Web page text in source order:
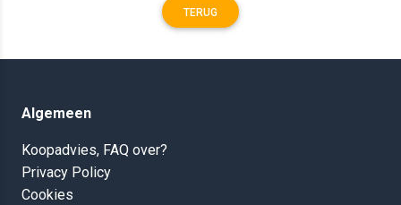
TERUG
Algemeen
Koopadvies, FAQ over?
Privacy Policy
Cookies